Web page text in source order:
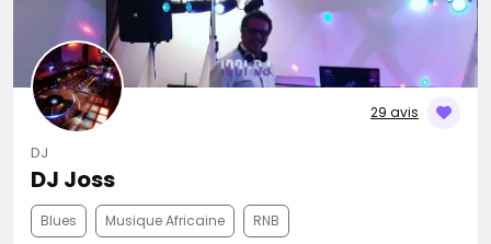
29 avis
DJ
DJ Joss
Blues Musique Africaine RNB